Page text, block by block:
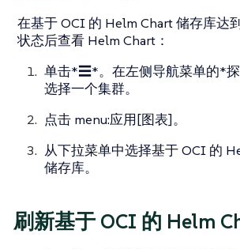
在基于 OCI 的 Helm Chart 储存库达
状态后查看 Helm Chart：
单击*☰*。在左侧导航菜单的*探
选择一个集群。
点击 menu:应用[图表]。
从下拉菜单中选择基于 OCI 的
储存库。
刷新基于 OCI 的 Helm